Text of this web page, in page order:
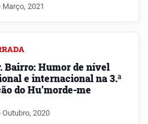
Março, 2021
Bairro: Humor de nível
e internacional na 3.ª
do Hu’morde-me
Outubro, 2020